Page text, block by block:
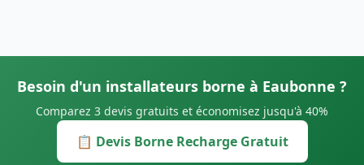
Besoin d'un installateurs borne à Eaubonne ?
Comparez 3 devis gratuits et économisez jusqu'à 40%
📋 Devis Borne Recharge Gratuit